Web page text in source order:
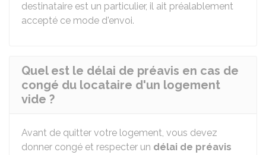
destinataire est un particulier, il ait préalablement
accepté ce mode d'envoi.
Quel est le délai de préavis en cas de
congé du locataire d'un logement
vide ?
Avant de quitter votre logement, vous devez
donner congé et respecter un délai de préavis